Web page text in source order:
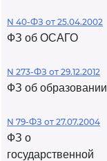
N 40-ФЗ от 25.04.2002
ФЗ об ОСАГО
N 273-ФЗ от 29.12.2012
ФЗ об образовании
N 79-ФЗ от 27.07.2004
ФЗ о
государственной